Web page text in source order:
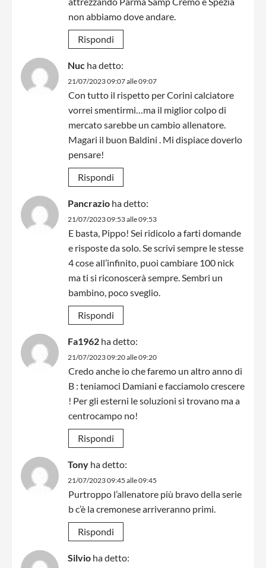
non abbiamo dove andare.
Rispondi
Nuc ha detto:
21/07/2023 09:07 alle 09:07
Con tutto il rispetto per Corini calciatore
vorrei smentirmi…ma il miglior colpo di
mercato sarebbe un cambio allenatore.
Magari il buon Baldini . Mi dispiace doverlo
pensare!
Rispondi
Pancrazio ha detto:
21/07/2023 09:53 alle 09:53
E basta, Pippo! Sei ridicolo a farti domande
e risposte da solo. Se scrivi sempre le stesse
4 cose all’infinito, puoi cambiare 100 nick
ma ti si riconoscerà sempre. Sembri un
bambino, poco sveglio.
Rispondi
Fa1962 ha detto:
21/07/2023 09:20 alle 09:20
Credo anche io che faremo un altro anno di
B : teniamoci Damiani e facciamolo crescere
! Per gli esterni le soluzioni si trovano ma a
centrocampo no!
Rispondi
Tony ha detto:
21/07/2023 09:45 alle 09:45
Purtroppo l’allenatore più bravo della serie
b c’è la cremonese arriveranno primi.
Rispondi
Silvio ha detto: